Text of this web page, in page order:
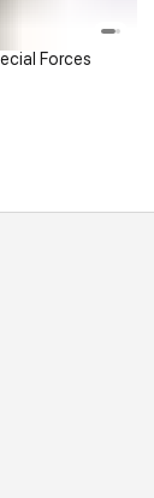
Forces